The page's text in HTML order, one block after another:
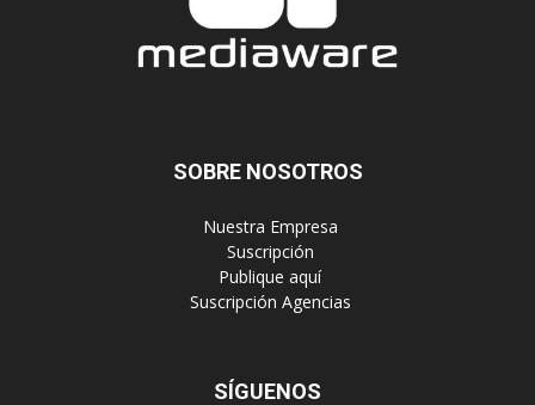
SOBRE NOSOTROS
‎ Nuestra Empresa
‎ Suscripción
‎ Publique aquí
‎ Suscripción Agencias
SÍGUENOS